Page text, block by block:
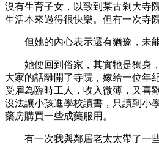
沒有生育子女，以致到某古剎大寺
生活本來過得很快樂。但有一次寺
但她的內心表示還有猶豫，未
她便回到俗家，其實牠是獨身
大家的話離開了寺院，嫁給一位年
受雇為臨時工人，收入微薄，又喜
沒法讓小孩進學校讀書，只讀到小
藥房購買一些成藥服用。
有一次我與鄰居老太太帶了一